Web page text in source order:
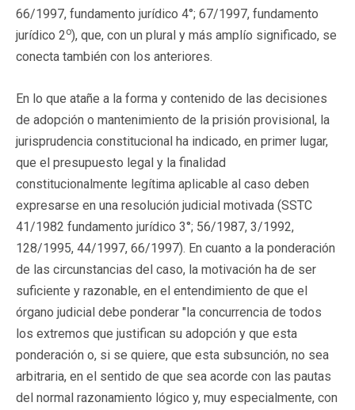
66/1997, fundamento jurídico 4°; 67/1997, fundamento
jurídico 2o), que, con un plural y más amplío significado, se
conecta también con los anteriores.
En lo que atañe a la forma y contenido de las decisiones
de adopción o mantenimiento de la prisión provisional, la
jurisprudencia constitucional ha indicado, en primer lugar,
que el presupuesto legal y la finalidad
constitucionalmente legítima aplicable al caso deben
expresarse en una resolución judicial motivada (SSTC
41/1982 fundamento jurídico 3°; 56/1987, 3/1992,
128/1995, 44/1997, 66/1997). En cuanto a la ponderación
de las circunstancias del caso, la motivación ha de ser
suficiente y razonable, en el entendimiento de que el
órgano judicial debe ponderar "la concurrencia de todos
los extremos que justifican su adopción y que esta
ponderación o, si se quiere, que esta subsunción, no sea
arbitraria, en el sentido de que sea acorde con las pautas
del normal razonamiento lógico y, muy especialmente, con